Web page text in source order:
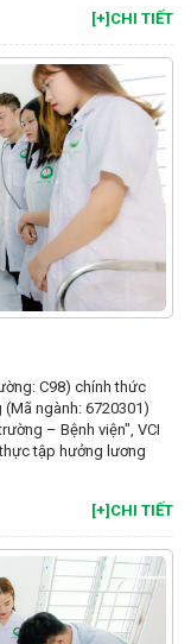
[+]CHI TIẾT
C98) chính thức
ngành: 6720301)
– Bệnh viện", VCI
tập hưởng lương
[+]CHI TIẾT